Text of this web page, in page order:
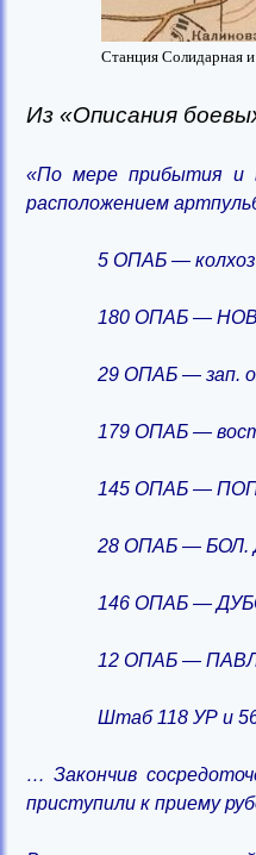
Станция Солидарная
Из «Описания
«По мере прибытия и
расположением
5 ОПАБ —
180 ОПАБ —
29 ОПАБ — зап.
179 ОПАБ —
145 ОПАБ —
28 ОПАБ —
146 ОПАБ —
12 ОПАБ —
Штаб 118 УР и
… Закончив
приступили к приему